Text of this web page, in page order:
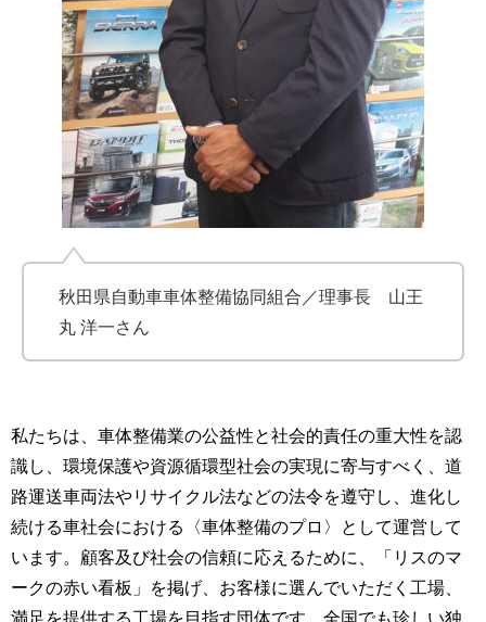
秋田県自動車車体整備協同組合／理事長 山王
丸 洋一さん
私たちは、車体整備業の公益性と社会的責任の重大性を認
識し、環境保護や資源循環型社会の実現に寄与すべく、道
路運送車両法やリサイクル法などの法令を遵守し、進化し
続ける車社会における〈車体整備のプロ〉として運営して
います。顧客及び社会の信頼に応えるために、「リスのマ
ークの赤い看板」を掲げ、お客様に選んでいただく工場、
満足を提供する工場を目指す団体です。全国でも珍しい独